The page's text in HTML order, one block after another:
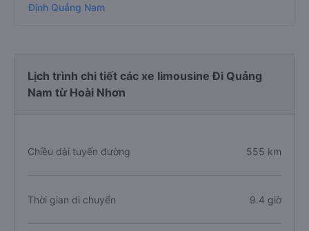
Định Quảng Nam
Lịch trình chi tiết các xe limousine Đi Quảng
Nam từ Hoài Nhơn
Chiều dài tuyến đường 555 km
Thời gian di chuyển 9.4 giờ